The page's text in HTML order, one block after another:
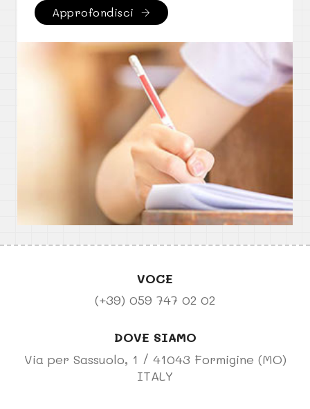
Approfondisci
VOCE
(+39) 059 747 02 02
DOVE SIAMO
Via per Sassuolo, 1 / 41043 Formigine (MO)
ITALY